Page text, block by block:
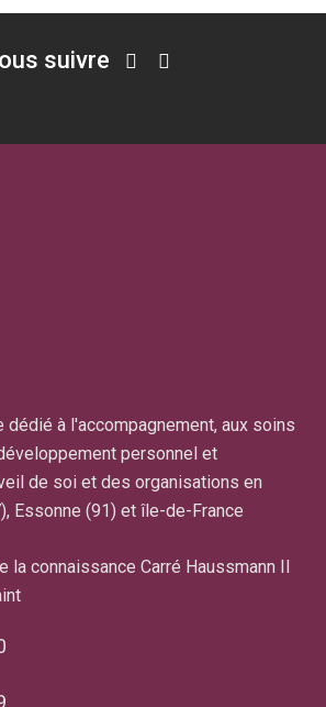
suivre
dédié à l'accompagnement, aux soins
personnel et
de soi et des organisations en
Essonne (91) et île-de-France
la connaissance Carré Haussmann II